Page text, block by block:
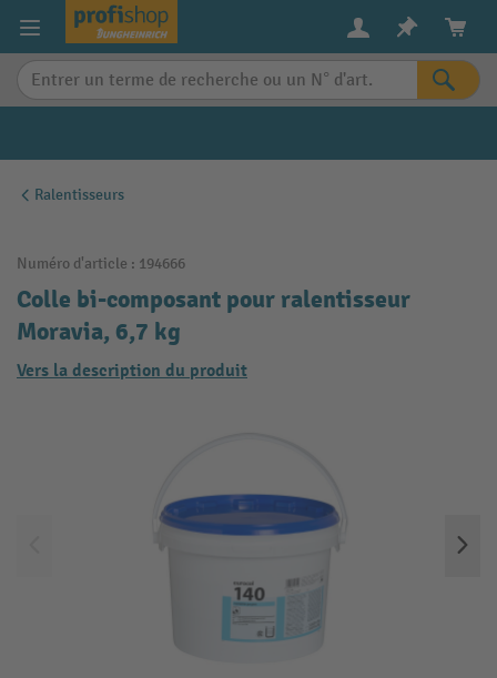
content
Ralentisseurs
Numéro d'article : 194666
Colle bi-composant pour ralentisseur
Moravia, 6,7 kg
Vers la description du produit